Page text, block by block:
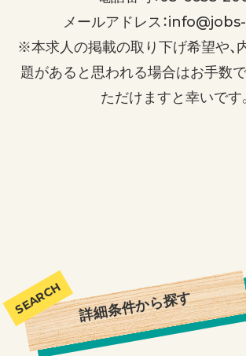
メールアドレス：
※本求人の掲載の取り下げ希望や、
題があると思われる場合はお手数
ただけますと幸いです。
詳細条件から探す